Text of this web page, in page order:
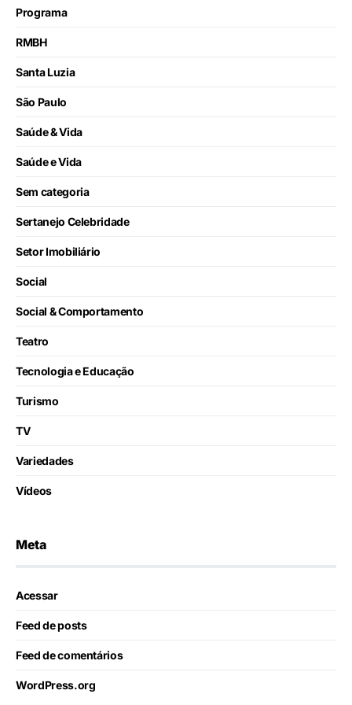
Programa
RMBH
Santa Luzia
São Paulo
Saúde & Vida
Saúde e Vida
Sem categoria
Sertanejo Celebridade
Setor Imobiliário
Social
Social & Comportamento
Teatro
Tecnologia e Educação
Turismo
TV
Variedades
Vídeos
Meta
Acessar
Feed de posts
Feed de comentários
WordPress.org